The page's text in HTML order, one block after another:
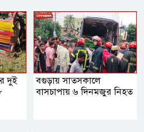
দুই
বগুড়ায় সাতসকালে
বাসচাপায় ৬ দিনমজুর নিহত